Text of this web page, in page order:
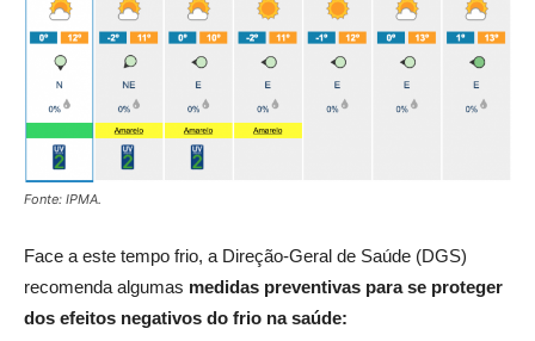
Fonte: IPMA.
Face a este tempo frio, a Direção-Geral de Saúde (DGS)
recomenda algumas medidas preventivas para se proteger
dos efeitos negativos do frio na saúde: